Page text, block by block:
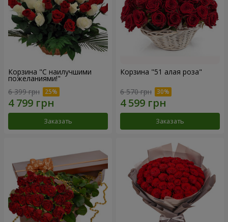
Корзина "С наилучшими
пожеланиями!"
6 399 грн
Заказать
Корзина "51 алая роза"
6 570 грн
Заказать